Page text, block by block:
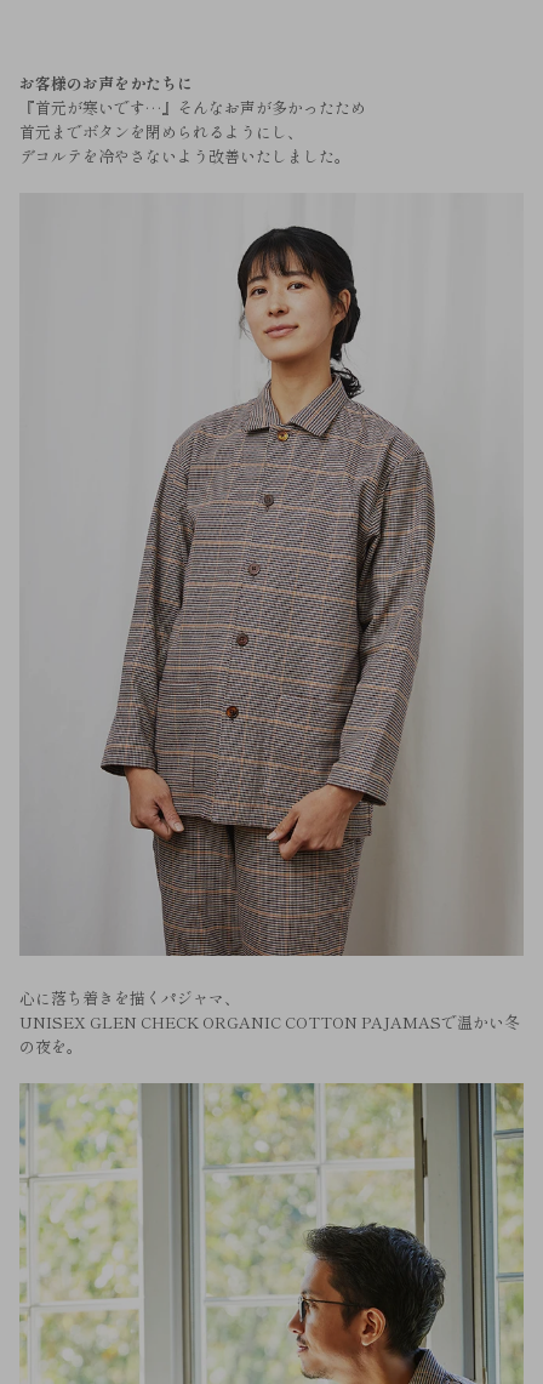
お客様のお声をかたちに
『首元が寒いです…』そんなお声が多かったため
首元までボタンを閉められるようにし、
デコルテを冷やさないよう改善いたしました。
心に落ち着きを描くパジャマ、
UNISEX GLEN CHECK ORGANIC COTTON PAJAMASで温かい冬
の夜を。